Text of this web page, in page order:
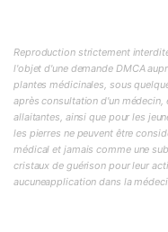
Reproduction strictement
l'objet d'une demande DMCA
plantes médicinales, sous
après consultation d'un
allaitantes, ainsi que pour les
les pierres ne peuvent être
médical et jamais comme une
cristaux de guérison pour leur
aucuneapplication dans la